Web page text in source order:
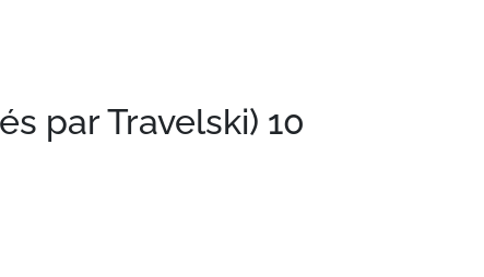
par Travelski) 10